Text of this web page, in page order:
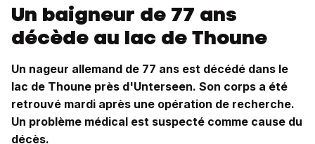
Un baigneur de 77 ans
décède au lac de Thoune
Un nageur allemand de 77 ans est décédé dans le
lac de Thoune près d'Unterseen. Son corps a été
retrouvé mardi après une opération de recherche.
Un problème médical est suspecté comme cause du
décès.